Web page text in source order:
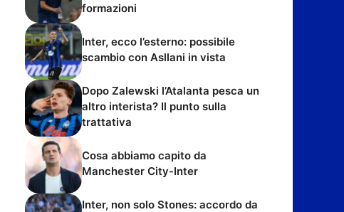
formazioni
Inter, ecco l’esterno: possibile
scambio con Asllani in vista
Dopo Zalewski l’Atalanta pesca un
altro interista? Il punto sulla
trattativa
Cosa abbiamo capito da
Manchester City-Inter
Inter, non solo Stones: accordo da